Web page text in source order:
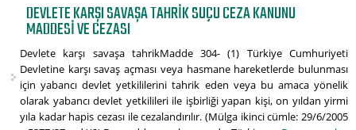
DEVLETE KARŞI SAVAŞA TAHRIK SUÇU CEZA KANUNU
MADDESI VE CEZASI
Devlete karşı savaşa tahrikMadde 304- (1) Türkiye Cumhuriyeti
Devletine karşı savaş açması veya hasmane hareketlerde bulunması
için yabancı devlet yetkililerini tahrik eden veya bu amaca yönelik
olarak yabancı devlet yetkilileri ile işbirliği yapan kişi, on yıldan yirmi
yıla kadar hapis cezası ile cezalandırılır. (Mülga ikinci cümle: 29/6/2005